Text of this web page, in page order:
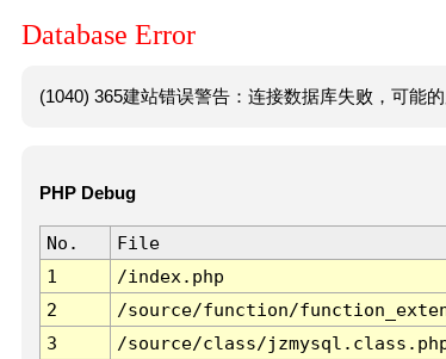
Database Error
(1040) 365建站错误警告：连接数据库失败，可能
PHP Debug
No. File
1
/index.php
2
/source/function/
3
/source/class/